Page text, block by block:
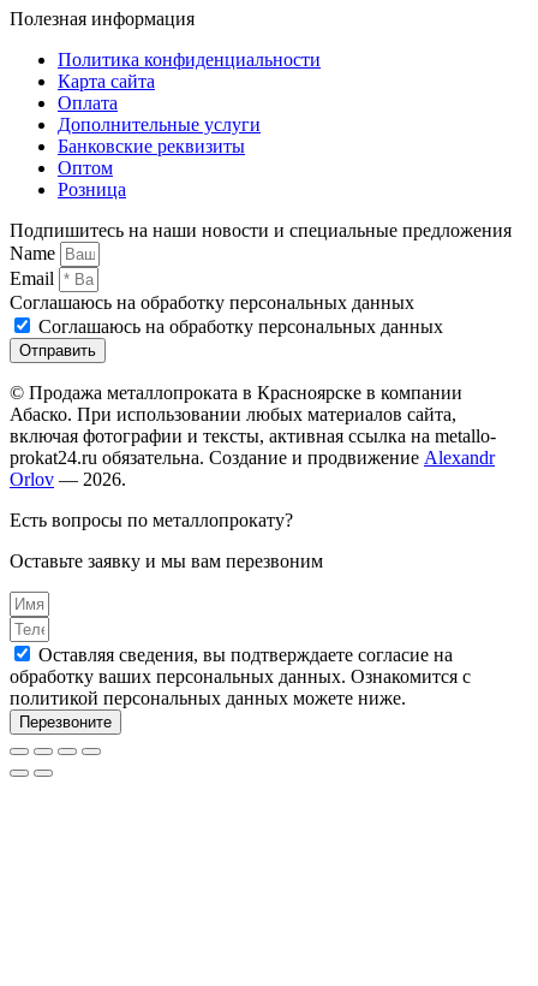
Полезная информация
Политика конфиденциальности
Карта сайта
Оплата
Дополнительные услуги
Банковские реквизиты
Оптом
Розница
Подпишитесь на наши новости и специальные предложения
Name
Email
Соглашаюсь на обработку персональных данных
Соглашаюсь на обработку персональных данных
Отправить
© Продажа металлопроката в Красноярске в компании
Абаско. При использовании любых материалов сайта,
включая фотографии и тексты, активная ссылка на metallo-
prokat24.ru обязательна. Создание и продвижение Alexandr
Orlov — 2026.
Есть вопросы по металлопрокату?
Оставьте заявку и мы вам перезвоним
Оставляя сведения, вы подтверждаете согласие на
обработку ваших персональных данных. Ознакомится с
политикой персональных данных можете ниже.
Перезвоните